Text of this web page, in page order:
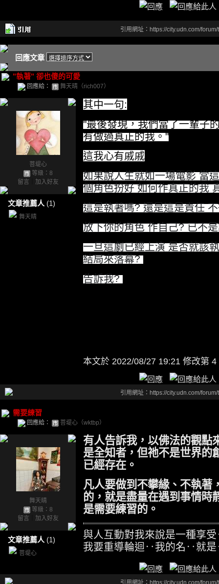
引用網址：https://city.udn.com/
回應文章
"執著" 卻也傻的可愛
回應給： 舞天晴（rich007）
菩堤心
等級：8
留言
加入好友
文章推薦人 (1)
舞天晴
其中一句:
"最後發現，我們當了一輩子
有做過真正的我。"
這我心有戚戚
如果說人生就如一場電影 當
個角色扮好 如何作真正的我
這是執著嗎? 還是這是責任
放下你的角色 作自己? 已不
一旦這劇已經上演 是否就該
結局來落幕?
告訴我?
本文於 2022/08/27 19:21 修改第 4
引用網址：https://city.udn.com/
需要練習
回應給： 菩堤心（wktbp）
舞天晴
等級：8
留言
加入好友
文章推薦人 (1)
菩堤心
有人告訴我，以佛法的觀
是全知者，但祂不是世界
已經存在。
凡人要做到不攀緣、不執
的，就是盡量在遇到事情
是需要練習的。
與人互動對我來說是一種享
我要重導輪迴‥我的名‥就
引用網址：https://city.udn.com/